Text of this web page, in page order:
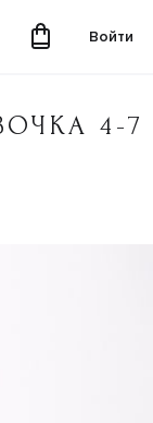
Войти
4-7